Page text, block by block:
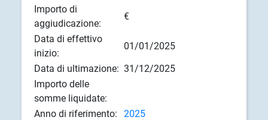
Importo di
aggiudicazione:
€
Data di effettivo
inizio:
01/01/2025
Data di ultimazione: 31/12/2025
Importo delle
somme liquidate:
Anno di riferimento:
2025